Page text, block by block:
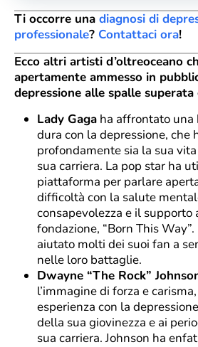
Ti occorre una diagnosi di
professionale? Contattaci ora!
Ecco altri artisti d’oltreoceano
apertamente ammesso in
depressione alle spalle superata
Lady Gaga ha affrontato
dura con la depressione, che
profondamente sia la sua
sua carriera. La pop star ha
piattaforma per parlare
difficoltà con la salute
consapevolezza e il supporto
fondazione, “Born This
aiutato molti dei suoi fan a
nelle loro battaglie.
Dwayne “The Rock”
l’immagine di forza e
esperienza con la
della sua giovinezza e ai
sua carriera. Johnson ha